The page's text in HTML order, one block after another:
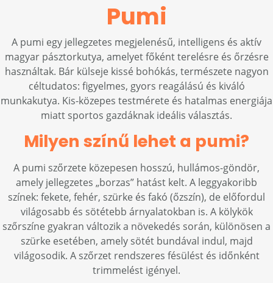
Pumi
A pumi egy jellegzetes megjelenésű, intelligens és aktív
magyar pásztorkutya, amelyet főként terelésre és őrzésre
használtak. Bár külseje kissé bohókás, természete nagyon
céltudatos: figyelmes, gyors reagálású és kiváló
munkakutya. Kis-közepes testmérete és hatalmas energiája
miatt sportos gazdáknak ideális választás.
Milyen színű lehet a pumi?
A pumi szőrzete közepesen hosszú, hullámos-göndör,
amely jellegzetes „borzas” hatást kelt. A leggyakoribb
színek: fekete, fehér, szürke és fakó (őzszín), de előfordul
világosabb és sötétebb árnyalatokban is. A kölykök
szőrszíne gyakran változik a növekedés során, különösen a
szürke esetében, amely sötét bundával indul, majd
világosodik. A szőrzet rendszeres fésülést és időnként
trimmelést igényel.